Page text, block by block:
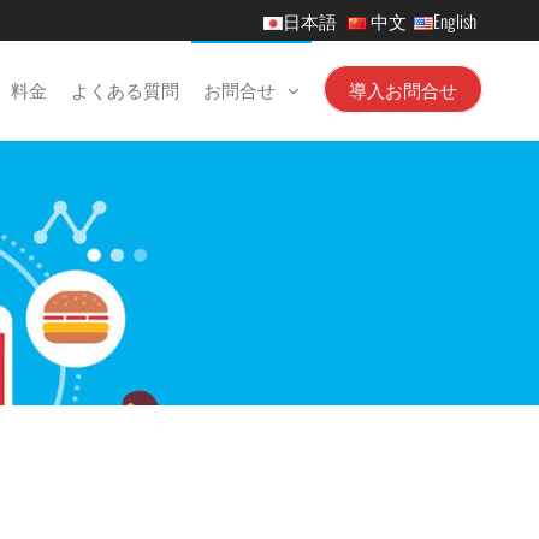
日本語 中文 English
導入お問合せ
料金 よくある質問 お問合せ